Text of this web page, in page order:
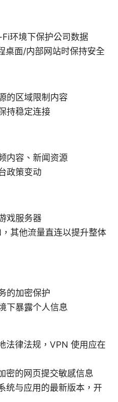
环境下保护公司数据
桌面/内部网站时保持安全
的区域限制内容
持稳定连接
内容、新闻资源
政策变动
戏服务器
其他流量直连以提升整体
的加密保护
下暴露个人信息
法律法规，VPN 使用应在
密的网页提交敏感信息
统与应用的最新版本，开